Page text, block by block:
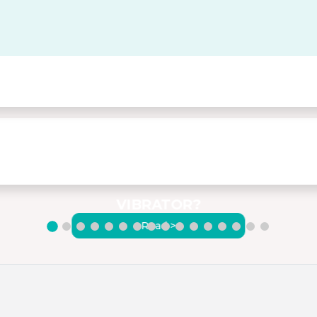
VISOKOKVALITETNI MASAŽNI
Read >